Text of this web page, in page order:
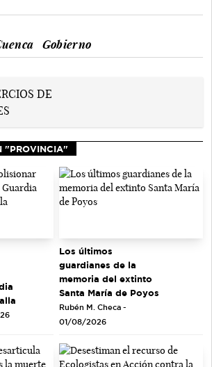
Gobierno
"PROVINCIA"
Los últimos
guardianes de la
memoria del extinto
Santa María de Poyos
Rubén M. Checa -
01/08/2026